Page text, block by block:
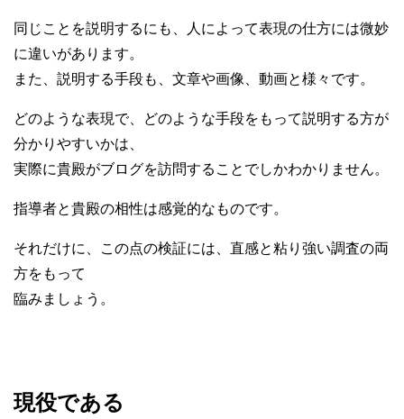
同じことを説明するにも、人によって表現の仕方には微妙
に違いがあります。
また、説明する手段も、文章や画像、動画と様々です。
どのような表現で、どのような手段をもって説明する方が
分かりやすいかは、
実際に貴殿がブログを訪問することでしかわかりません。
指導者と貴殿の相性は感覚的なものです。
それだけに、この点の検証には、直感と粘り強い調査の両
方をもって
臨みましょう。
現役である